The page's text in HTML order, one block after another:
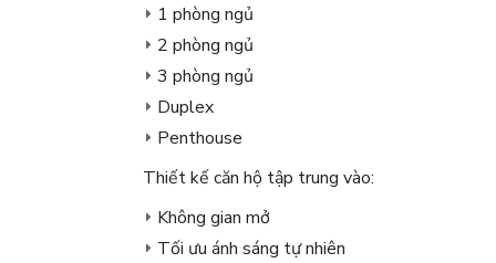
1 phòng ngủ
2 phòng ngủ
3 phòng ngủ
Duplex
Penthouse
Thiết kế căn hộ tập trung vào:
Không gian mở
Tối ưu ánh sáng tự nhiên